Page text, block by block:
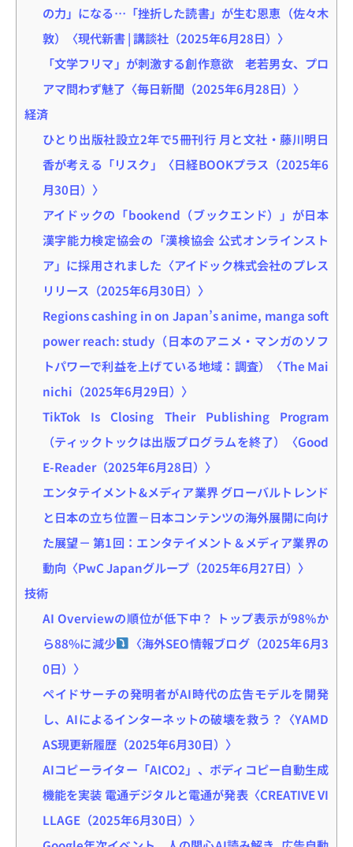
の力」になる…「挫折した読書」が生む恩恵（佐々木
敦）〈現代新書 | 講談社（2025年6月28日）〉
「文学フリマ」が刺激する創作意欲 老若男女、プロ
アマ問わず魅了〈毎日新聞（2025年6月28日）〉
経済
ひとり出版社設立2年で5冊刊行 月と文社・藤川明日
香が考える「リスク」〈日経BOOKプラス（2025年6
月30日）〉
アイドックの「bookend（ブックエンド）」が日本
漢字能力検定協会の「漢検協会 公式オンラインスト
ア」に採用されました〈アイドック株式会社のプレス
リリース（2025年6月30日）〉
Regions cashing in on Japan’s anime, manga soft
power reach: study（日本のアニメ・マンガのソフ
トパワーで利益を上げている地域：調査）〈The Mai
nichi（2025年6月29日）〉
TikTok Is Closing Their Publishing Program
（ティックトックは出版プログラムを終了）〈Good
E-Reader（2025年6月28日）〉
エンタテイメント&メディア業界 グローバルトレンド
と日本の立ち位置－日本コンテンツの海外展開に向け
た展望－ 第1回：エンタテイメント＆メディア業界の
動向〈PwC Japanグループ（2025年6月27日）〉
技術
AI Overviewの順位が低下中？ トップ表示が98%か
ら88%に減少
〈海外SEO情報ブログ（2025年6月3
0日）〉
ペイドサーチの発明者がAI時代の広告モデルを開発
し、AIによるインターネットの破壊を救う？〈YAMD
AS現更新履歴（2025年6月30日）〉
AIコピーライター「AICO2」、ボディコピー自動生成
機能を実装 電通デジタルと電通が発表〈CREATIVE VI
LLAGE（2025年6月30日）〉